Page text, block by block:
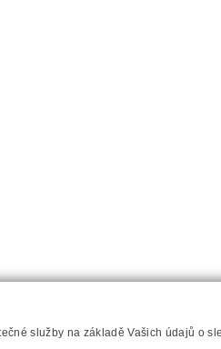
služby na základě Vašich údajů o